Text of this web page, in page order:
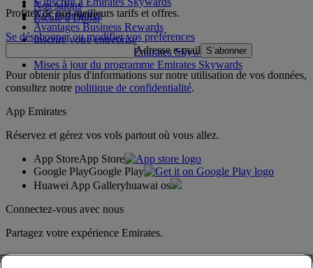
Nos salons
Escale à Dubai
Nos partenaires
Avantages Business Rewards
Inscrire votre entreprise
Règles du programme Emirates Skywards
Mises à jour du programme Emirates Skywards
Profitez de nos meilleurs tarifs et offres.
Se désabonner ou modifier vos préférences
Adresse e-mail S’abonner
Pour obtenir plus d'informations sur notre utilisation de vos données,
consultez notre politique de confidentialité.
App Emirates
Réservez et gérez vos vols partout où vous allez.
App StoreApp Store
Google PlayGoogle Play
Huawei App Galleryhuawai os
Connectez-vous avec nous
Partagez votre expérience Emirates.